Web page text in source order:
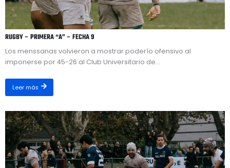
RUGBY – PRIMERA “A” – FECHA 9
Los menssanas volvieron a mostrar poderío ofensivo al
imponerse por 45-26 al Club Universitario de...
Leer más